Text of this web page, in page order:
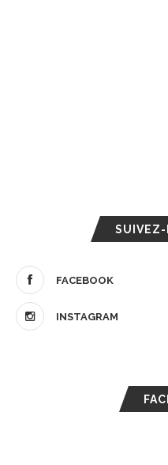
SUIVEZ-
FACEBOOK
INSTAGRAM